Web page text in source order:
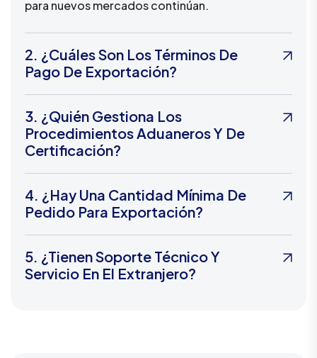
para nuevos mercados continúan.
2. ¿Cuáles Son Los Términos De
Pago De Exportación?
3. ¿Quién Gestiona Los
Procedimientos Aduaneros Y De
Certificación?
4. ¿Hay Una Cantidad Mínima De
Pedido Para Exportación?
5. ¿Tienen Soporte Técnico Y
Servicio En El Extranjero?